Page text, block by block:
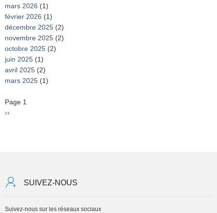
mars 2026 (1)
février 2026 (1)
décembre 2025 (2)
novembre 2025 (2)
octobre 2025 (2)
juin 2025 (1)
avril 2025 (2)
mars 2025 (1)
Pagination
Page 1
Page
››
SUIVEZ-NOUS
Suivez-nous sur les réseaux sociaux